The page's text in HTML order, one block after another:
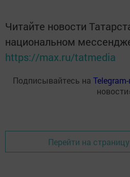
Читайте новости
национальном
https://max.ru/tatmedia
Подписывайтесь на
Перейти на